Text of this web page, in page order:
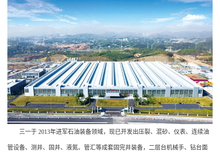
三一于 2013年进军石油装备领域，现已开发出压裂、混砂、仪表、连续油
管设备、测井、固井、液氮、管汇等成套固完井装备，二层台机械手、钻台面